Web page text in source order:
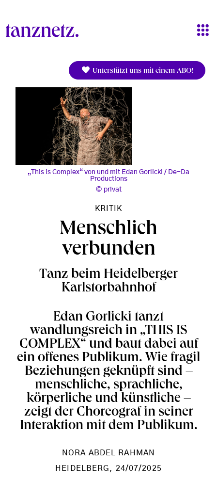
Unterstützt uns mit einem ABO!
„This is Complex“ von und mit Edan Gorlicki / De-Da
Productions
privat
KRITIK
Menschlich
verbunden
Tanz beim Heidelberger
Karlstorbahnhof
Edan Gorlicki tanzt
wandlungsreich in „THIS IS
COMPLEX“ und baut dabei auf
ein offenes Publikum. Wie fragil
Beziehungen geknüpft sind –
menschliche, sprachliche,
körperliche und künstliche –
zeigt der Choreograf in seiner
Interaktion mit dem Publikum.
NORA ABDEL RAHMAN
HEIDELBERG , 24/07/2025